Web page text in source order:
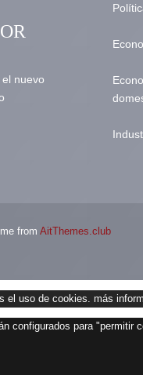
nuevo
from AitThemes.club
el uso de cookies. más
configurados para